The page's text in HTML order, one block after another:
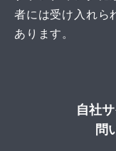
者には受け入れら
あります。
自社
問